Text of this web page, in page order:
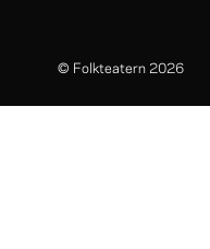
© Folkteatern 2026